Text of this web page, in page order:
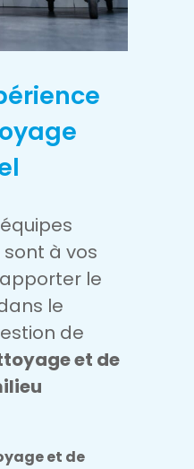
à vos
le
le
de
et de
et de